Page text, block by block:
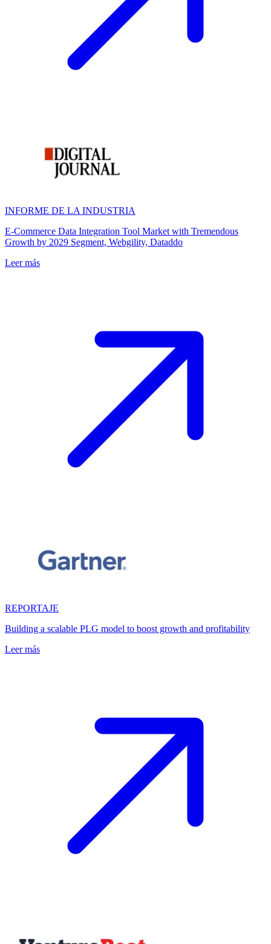
INFORME DE LA INDUSTRIA
E-Commerce Data Integration Tool Market with Tremendous
Growth by 2029 Segment, Webgility, Dataddo
Leer más
REPORTAJE
Building a scalable PLG model to boost growth and profitability
Leer más